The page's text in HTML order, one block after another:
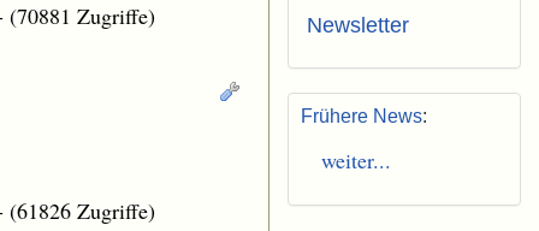
(70881 Zugriffe)
(61826 Zugriffe)
Newsletter
Frühere News:
weiter...